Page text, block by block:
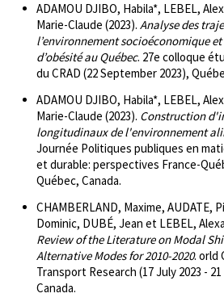
ADAMOU DJIBO, Habila*, LEBEL,
Marie-Claude (2023). Analyse des
l’environnement socioéconomique
d’obésité au Québec. 27e colloque
du CRAD (22 September 2023),
ADAMOU DJIBO, Habila*, LEBEL,
Marie-Claude (2023). Construction
longitudinaux de l'environnement
Journée Politiques publiques en
et durable: perspectives France-
Québec, Canada.
CHAMBERLAND, Maxime, AUDATE,
Dominic, DUBÉ, Jean et LEBEL,
Review of the Literature on Modal
Alternative Modes for 2010-2020. orld
Transport Research (17 July 2023 -
Canada.